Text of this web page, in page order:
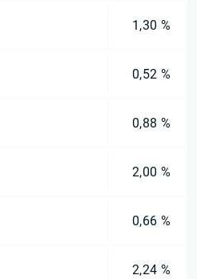
1,30 %
0,52 %
0,88 %
2,00 %
0,66 %
2,24 %